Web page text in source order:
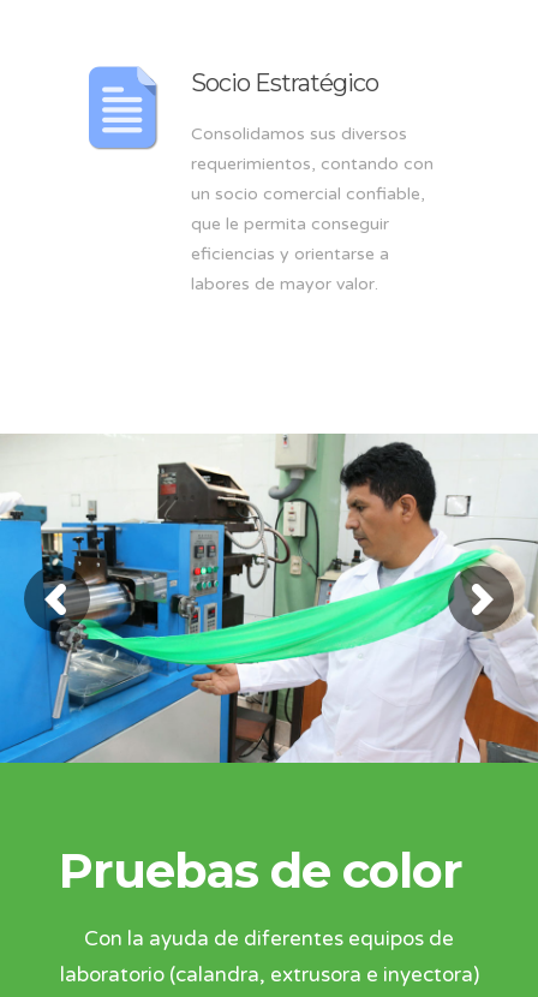
Socio Estratégico
Consolidamos sus diversos
requerimientos, contando con
un socio comercial confiable,
que le permita conseguir
eficiencias y orientarse a
labores de mayor valor.
Pruebas de color
Con la ayuda de diferentes equipos de
laboratorio (calandra, extrusora e inyectora)